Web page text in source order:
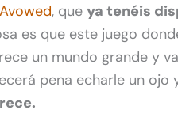
Avowed, que ya tenéis
es que este juego
un mundo grande y
pena echarle un ojo